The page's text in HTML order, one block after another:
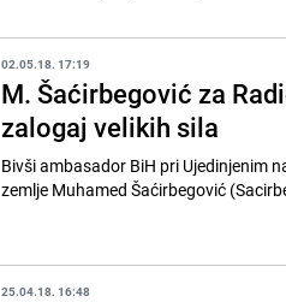
02.05.18. 17:19
M. Šaćirbegović za
zalogaj velikih sila
Bivši ambasador BiH pri Ujedinjenim
zemlje Muhamed Šaćirbegović
25.04.18. 16:48